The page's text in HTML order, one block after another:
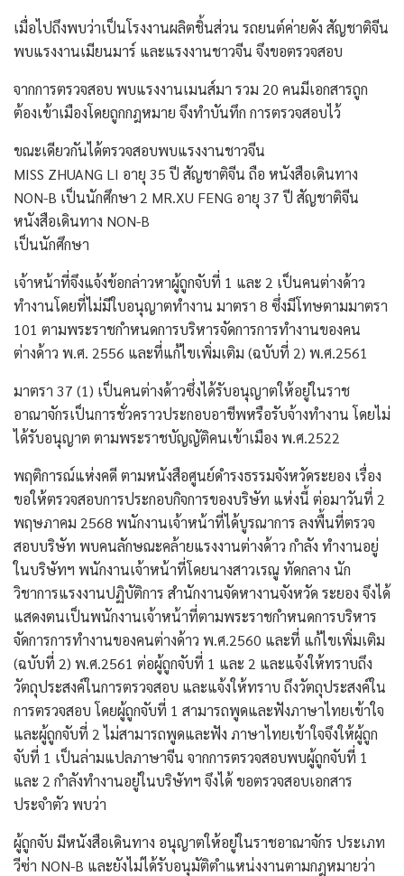
เมื่อไปถึงพบว่าเป็นโรงงานผลิตชิ้นส่วน รถยนต์ค่ายดัง สัญชาติจีน
พบแรงงานเมียนมาร์ และแรงงานชาวจีน จึงขอตรวจสอบ
จากการตรวจสอบ พบแรงงานเมนส์มา รวม 20 คนมีเอกสารถูก
ต้องเข้าเมืองโดยถูกกฎหมาย จึงทำบันทึก การตรวจสอบไว้
ขณะเดียวกันได้ตรวจสอบพบแรงงานชาวจีน
MISS ZHUANG LI อายุ 35 ปี สัญชาติจีน ถือ หนังสือเดินทาง
NON-B เป็นนักศึกษา 2 MR.XU FENG อายุ 37 ปี สัญชาติจีน
หนังสือเดินทาง NON-B
เป็นนักศึกษา
เจ้าหน้าที่จึงแจ้งข้อกล่าวหาผู้ถูกจับที่ 1 และ 2 เป็นคนต่างด้าว
ทำงานโดยที่ไม่มีใบอนุญาตทำงาน มาตรา 8 ซึ่งมีโทษตามมาตรา
101 ตามพระราชกำหนดการบริหารจัดการการทำงานของคน
ต่างด้าว พ.ศ. 2556 และที่แก้ไขเพิ่มเติม (ฉบับที่ 2) พ.ศ.2561
มาตรา 37 (1) เป็นคนต่างด้าวซึ่งได้รับอนุญาตให้อยู่ในราช
อาณาจักรเป็นการชั่วคราวประกอบอาชีพหรือรับจ้างทำงาน โดยไม่
ได้รับอนุญาต ตามพระราชบัญญัติคนเข้าเมือง พ.ศ.2522
พฤติการณ์แห่งคดี ตามหนังสือศูนย์ดำรงธรรมจังหวัดระยอง เรื่อง
ขอให้ตรวจสอบการประกอบกิจการของบริษัท แห่งนี้ ต่อมาวันที่ 2
พฤษภาคม 2568 พนักงานเจ้าหน้าที่ได้บูรณาการ ลงพื้นที่ตรวจ
สอบบริษัท พบคนลักษณะคล้ายแรงงานต่างด้าว กำลัง ทำงานอยู่
ในบริษัทฯ พนักงานเจ้าหน้าที่โดยนางสาวเรณู ทัดกลาง นัก
วิชาการแรงงานปฏิบัติการ สำนักงานจัดหางานจังหวัด ระยอง จึงได้
แสดงตนเป็นพนักงานเจ้าหน้าที่ตามพระราชกำหนดการบริหาร
จัดการการทำงานของคนต่างด้าว พ.ศ.2560 และที่ แก้ไขเพิ่มเติม
(ฉบับที่ 2) พ.ศ.2561 ต่อผู้ถูกจับที่ 1 และ 2 และแจ้งให้ทราบถึง
วัตถุประสงค์ในการตรวจสอบ และแจ้งให้ทราบ ถึงวัตถุประสงค์ใน
การตรวจสอบ โดยผู้ถูกจับที่ 1 สามารถพูดและฟังภาษาไทยเข้าใจ
และผู้ถูกจับที่ 2 ไม่สามารถพูดและฟัง ภาษาไทยเข้าใจจึงให้ผู้ถูก
จับที่ 1 เป็นล่ามแปลภาษาจีน จากการตรวจสอบพบผู้ถูกจับที่ 1
และ 2 กำลังทำงานอยู่ในบริษัทฯ จึงได้ ขอตรวจสอบเอกสาร
ประจำตัว พบว่า
ผู้ถูกจับ มีหนังสือเดินทาง อนุญาตให้อยู่ในราชอาณาจักร ประเภท
วีซ่า NON-B และยังไม่ได้รับอนุมัติตำแหน่งงานตามกฎหมายว่า